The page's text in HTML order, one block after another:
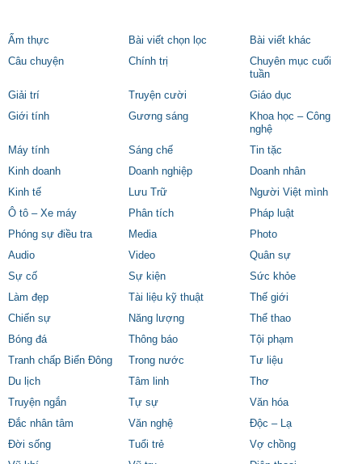
Ẩm thực Bài viết chọn lọc
Bài viết khác
Câu chuyện
Chính trị
Chuyên mục cuối
tuần
Giải trí
Truyện cười
Giáo dục
Giới tính
Gương sáng
Khoa học – Công
nghệ
Máy tính
Sáng chế
Tin tặc
Kinh doanh
Doanh nghiệp
Doanh nhân
Kinh tế
Lưu Trữ
Người Việt mình
Ô tô – Xe máy
Phân tích
Pháp luật
Phóng sự điều tra
Media
Photo
Audio
Video
Quân sự
Sự cố
Sự kiện
Sức khỏe
Làm đẹp
Tài liệu kỹ thuật
Thế giới
Chiến sự
Năng lượng
Thể thao
Bóng đá
Thông báo
Tội phạm
Tranh chấp Biển Đông
Trong nước
Tư liệu
Du lịch
Tâm linh
Thơ
Truyện ngắn
Tự sự
Văn hóa
Đắc nhân tâm
Văn nghệ
Độc – Lạ
Đời sống
Tuổi trẻ
Vợ chồng